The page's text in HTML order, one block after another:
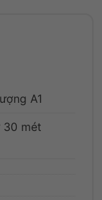
A1
30 mét